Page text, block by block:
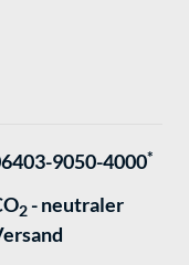
9050-4000*
2 - neutraler